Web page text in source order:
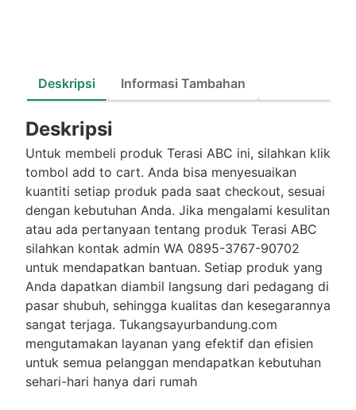
Deskripsi Informasi Tambahan
Deskripsi
Untuk membeli produk Terasi ABC ini, silahkan klik
tombol add to cart. Anda bisa menyesuaikan
kuantiti setiap produk pada saat checkout, sesuai
dengan kebutuhan Anda. Jika mengalami kesulitan
atau ada pertanyaan tentang produk Terasi ABC
silahkan kontak admin WA 0895-3767-90702
untuk mendapatkan bantuan. Setiap produk yang
Anda dapatkan diambil langsung dari pedagang di
pasar shubuh, sehingga kualitas dan kesegarannya
sangat terjaga. Tukangsayurbandung.com
mengutamakan layanan yang efektif dan efisien
untuk semua pelanggan mendapatkan kebutuhan
sehari-hari hanya dari rumah